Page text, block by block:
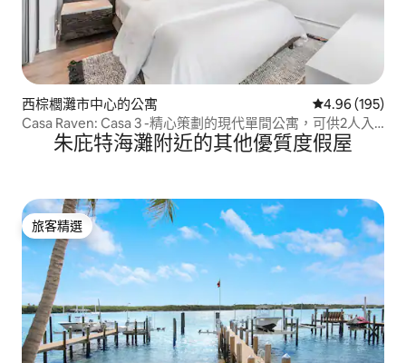
西棕櫚灘市中心的公寓 從 195 則評價
4.96 (195)
Casa Raven: Casa 3 -精心策劃的現代單間公寓，可供2人入
朱庇特海灘附近的其他優質度假屋
旅客精選
旅客精選